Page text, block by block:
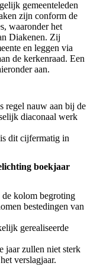
gemeenteleden
zijn conform de
waaronder het
Diakenen. Zij
en leggen via
de kerkenraad. Een
aan.
regel nauw aan bij de
diaconaal werk
dit cijfermatig in
boekjaar
de kolom begroting
bestedingen van
gerealiseerde
jaar zullen niet sterk
verslagjaar.